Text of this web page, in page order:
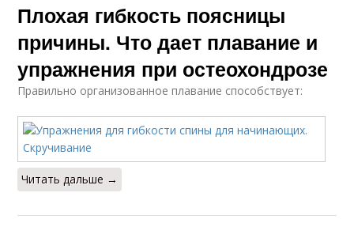
Плохая гибкость поясницы
причины. Что дает плавание и
упражнения при остеохондрозе
Правильно организованное плавание способствует:
Читать дальше →